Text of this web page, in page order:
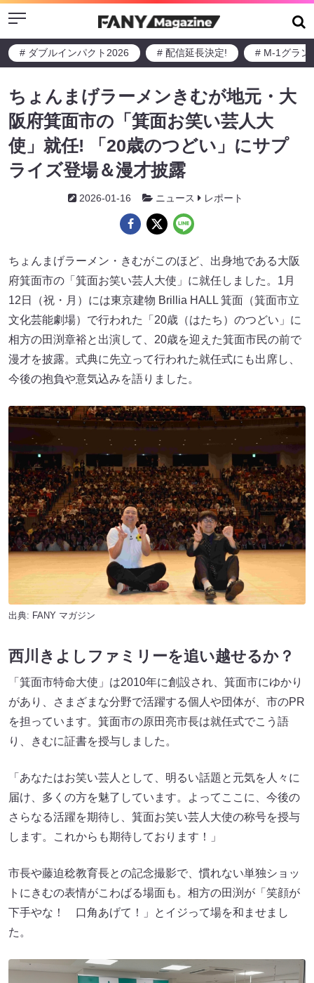
Menu
# ダブルインパクト2026 # 配信延長決定! # M-1グラン
ちょんまげラーメンきむが地元・大
阪府箕面市の「箕面お笑い芸人大
使」就任! 「20歳のつどい」にサプ
ライズ登場＆漫才披露
2026-01-16 ニュース レポート
ちょんまげラーメン・きむがこのほど、出身地である大阪
府箕面市の「箕面お笑い芸人大使」に就任しました。1月
12日（祝・月）には東京建物 Brillia HALL 箕面（箕面市立
文化芸能劇場）で行われた「20歳（はたち）のつどい」に
相方の田渕章裕と出演して、20歳を迎えた箕面市民の前で
漫才を披露。式典に先立って行われた就任式にも出席し、
今後の抱負や意気込みを語りました。
出典: FANY マガジン
西川きよしファミリーを追い越せるか？
「箕面市特命大使」は2010年に創設され、箕面市にゆかり
があり、さまざまな分野で活躍する個人や団体が、市のPR
を担っています。箕面市の原田亮市長は就任式でこう語
り、きむに証書を授与しました。
「あなたはお笑い芸人として、明るい話題と元気を人々に
届け、多くの方を魅了しています。よってここに、今後の
さらなる活躍を期待し、箕面お笑い芸人大使の称号を授与
します。これからも期待しております！」
市長や藤迫稔教育長との記念撮影で、慣れない単独ショッ
トにきむの表情がこわばる場面も。相方の田渕が「笑顔が
下手やな！ 口角あげて！」とイジって場を和ませまし
た。